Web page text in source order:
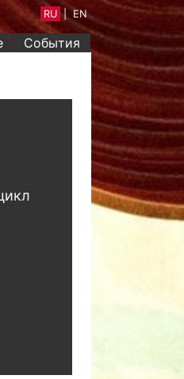
События
RU | EN